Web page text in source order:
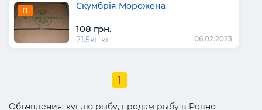
П Скумбрія Морожена
108 грн.
21.5кг кг 06.02.2023
1
Объявления: куплю рыбу, продам рыбу в Ровно